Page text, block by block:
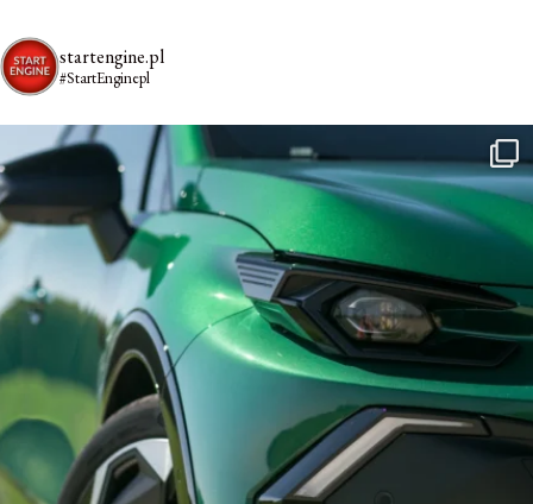
startengine.pl
#StartEnginepl